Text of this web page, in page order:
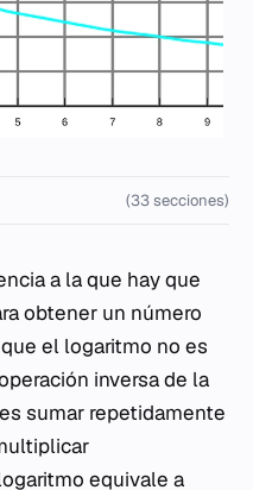
(33 secciones)
a la que hay que
obtener un número
el logaritmo no es
inversa de la
sumar repetidamente
equivale a